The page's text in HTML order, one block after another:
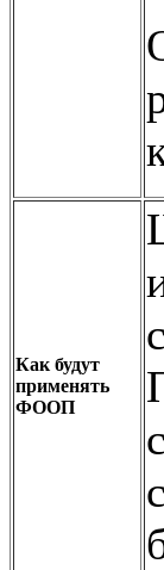
Как будут
применять
ФООП